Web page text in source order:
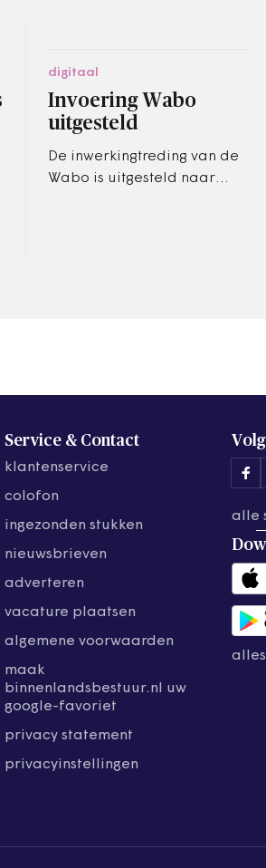
digitaal
Invoering Wabo
uitgesteld
De inwerkingtreding van de
Wabo is uitgesteld naar
Service & Contact
klantenservice
colofon
ingezonden stukken
nieuwsbrieven
adverteren
vacature plaatsen
algemene voorwaarden
maak
binnenlandsbestuur.nl uw
google-favoriet
privacy statement
privacyinstellingen
alle